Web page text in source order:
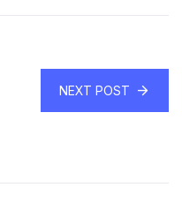
NEXT POST